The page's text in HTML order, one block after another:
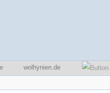
wolhynien.de